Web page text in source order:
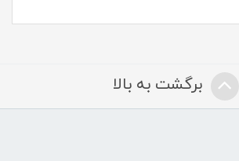
برگشت به بالا